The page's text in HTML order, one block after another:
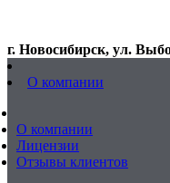
г. Новосибирск, ул.
О компании
О компании
Лицензии
Отзывы клиентов